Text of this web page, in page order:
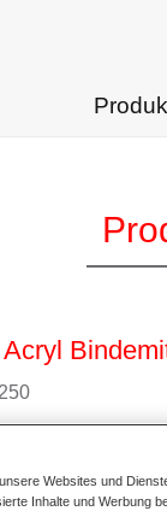
Websites und
Inhalte und Werbung